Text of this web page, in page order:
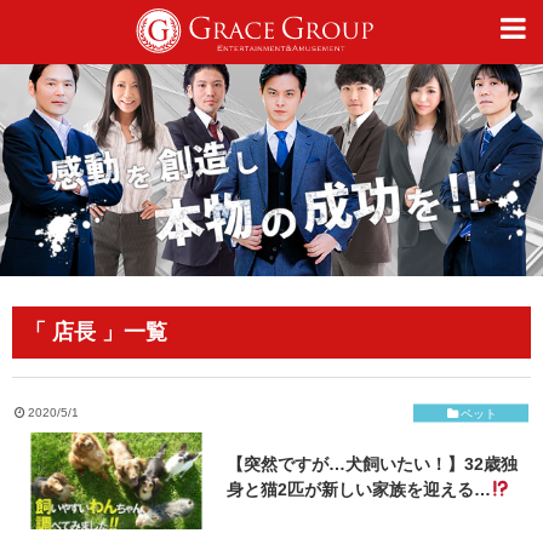
「 店長 」一覧
2020/5/1 ペット
【突然ですが…犬飼いたい！】32歳独
身と猫2匹が新しい家族を迎える…
仕事
趣味
オフィシャルサイト